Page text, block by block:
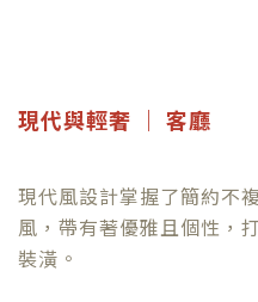
現代與輕奢 ｜ 客廳
現代風設計掌握了簡約不
風，帶有著優雅且個性，
裝潢。